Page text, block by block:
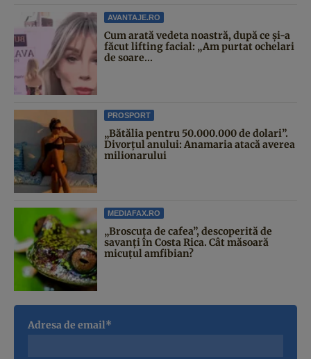
AVANTAJE.RO
Cum arată vedeta noastră, după ce și-a
făcut lifting facial: „Am purtat ochelari
de soare...
PROSPORT
„Bătălia pentru 50.000.000 de dolari”.
Divorțul anului: Anamaria atacă averea
milionarului
MEDIAFAX.RO
„Broscuța de cafea”, descoperită de
savanți în Costa Rica. Cât măsoară
micuțul amfibian?
Adresa de email*